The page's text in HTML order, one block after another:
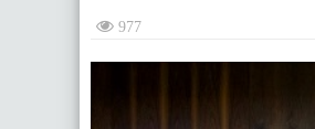
977